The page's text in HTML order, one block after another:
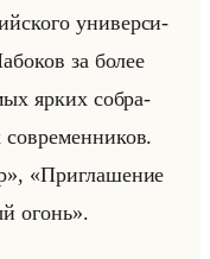
уни­вер­си­
за более
ярких со­бра­
«Приглашение
огонь».